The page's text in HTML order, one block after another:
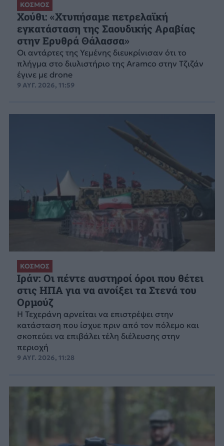
ΚΟΣΜΟΣ
Χούθι: «Χτυπήσαμε πετρελαϊκή
εγκατάσταση της Σαουδικής Αραβίας
στην Ερυθρά Θάλασσα»
Οι αντάρτες της Υεμένης διευκρίνισαν ότι το
πλήγμα στο διυλιστήριο της Aramco στην Τζιζάν
έγινε με drone
9 ΑΥΓ. 2026, 11:59
ΚΟΣΜΟΣ
Ιράν: Οι πέντε αυστηροί όροι που θέτει
στις ΗΠΑ για να ανοίξει τα Στενά του
Ορμούζ
Η Τεχεράνη αρνείται να επιστρέψει στην
κατάσταση που ίσχυε πριν από τον πόλεμο και
σκοπεύει να επιβάλει τέλη διέλευσης στην
περιοχή
9 ΑΥΓ. 2026, 11:28